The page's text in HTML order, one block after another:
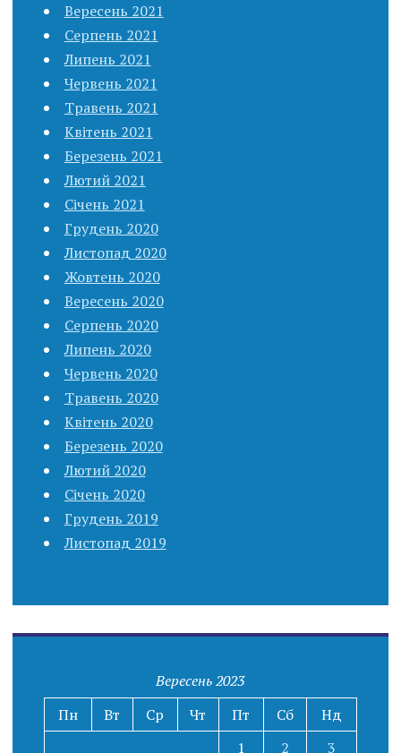
Вересень 2021
Серпень 2021
Липень 2021
Червень 2021
Травень 2021
Квітень 2021
Березень 2021
Лютий 2021
Січень 2021
Грудень 2020
Листопад 2020
Жовтень 2020
Вересень 2020
Серпень 2020
Липень 2020
Червень 2020
Травень 2020
Квітень 2020
Березень 2020
Лютий 2020
Січень 2020
Грудень 2019
Листопад 2019
Вересень 2023
Пн
Вт Ср Чт Пт Сб
Нд
1
2 3